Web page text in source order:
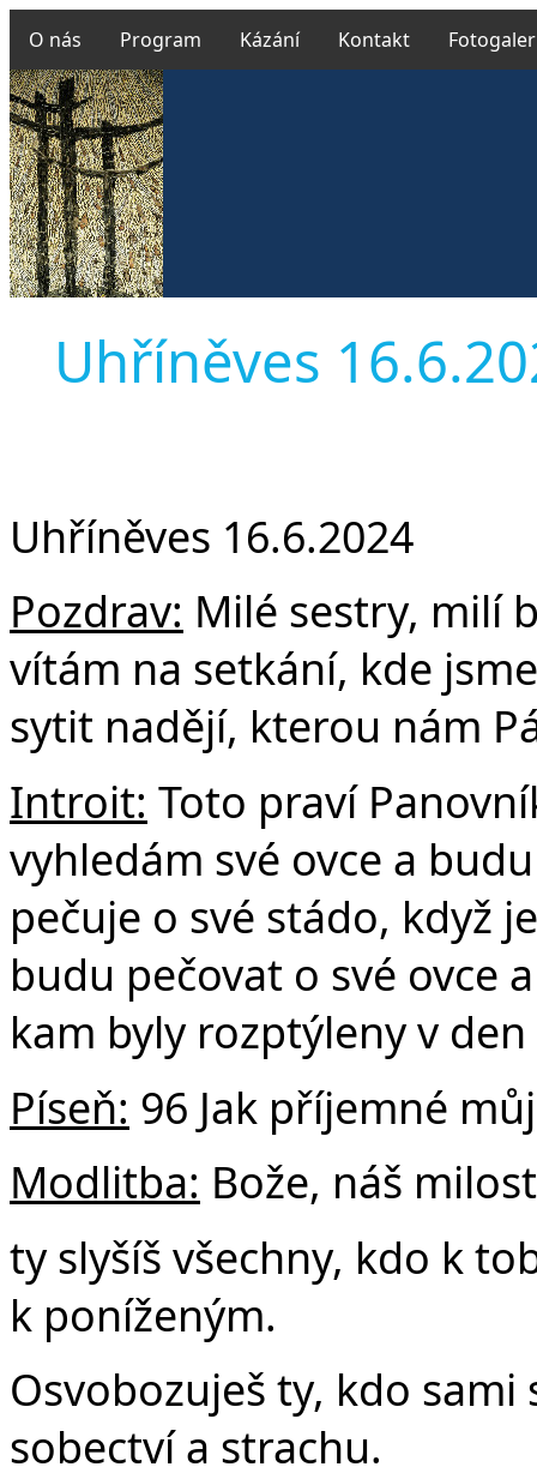
O nás Program Kázání Kontakt
Uhříněves
Uhříněves 16.6.2024
Pozdrav: Milé sestry, milí
vítám na setkání, kde
sytit nadějí, kterou nám
Introit: Toto praví
vyhledám své ovce a
pečuje o své stádo, když
budu pečovat o své ovce
kam byly rozptýleny v
Píseň: 96 Jak příjemné
Modlitba: Bože, náš
ty slyšíš všechny, kdo k
k poníženým.
Osvobozuješ ty, kdo sami
sobectví a strachu.